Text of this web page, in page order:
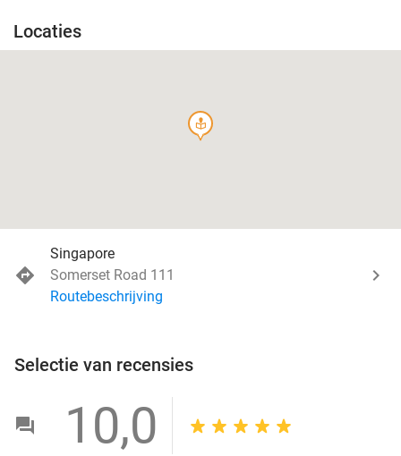
Locaties
course
Singapore
Somerset Road 111
Routebeschrijving
Selectie van recensies
10,0